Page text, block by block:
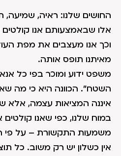
החושים שלנו: ראיה, שמיעה,
אלו שבאמצעותם אנו
וכך אנו מעצבים את מפת
מאיתנו תופס אותה.
משפט ידוע ומוכר בפי כל
השטח". הכוונה היא כי מה
איננה המציאות עצמה, אלא
במוח שלנו, כפי שאנו קולטים
משמעות התקשורת – על פי
אין כשלון יש רק משוב. כל